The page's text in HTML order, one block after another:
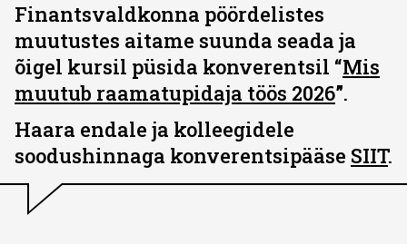
Finantsvaldkonna pöördelistes
muutustes aitame suunda seada ja
õigel kursil püsida konverentsil “Mis
muutub raamatupidaja töös 2026”.
Haara endale ja kolleegidele
soodushinnaga konverentsipääse SIIT.